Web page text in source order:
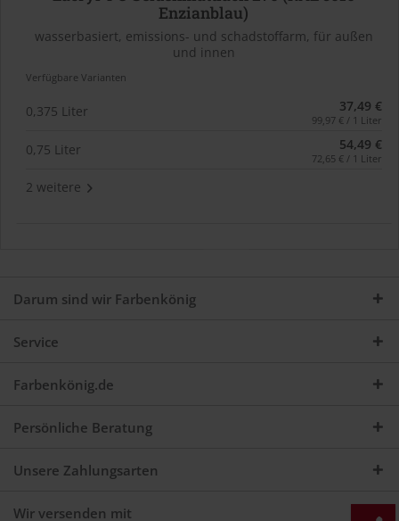
Enzianblau)
wasserbasiert, emissions- und schadstoffarm, für außen
und innen
Verfügbare Varianten
0,375 Liter 37,49 €
99,97 € / 1 Liter
0,75 Liter 54,49 €
72,65 € / 1 Liter
2 weitere
Darum sind wir Farbenkönig
Service
Farbenkönig.de
Persönliche Beratung
Unsere Zahlungsarten
Wir versenden mit